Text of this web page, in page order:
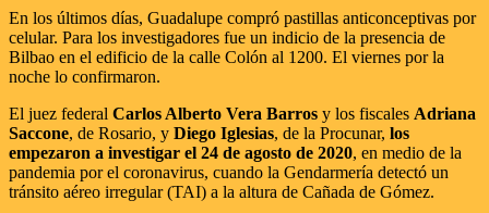
En los últimos días, Guadalupe compró pastillas anticonceptivas por
celular. Para los investigadores fue un indicio de la presencia de
Bilbao en el edificio de la calle Colón al 1200. El viernes por la
noche lo confirmaron.
El juez federal Carlos Alberto Vera Barros y los fiscales Adriana
Saccone, de Rosario, y Diego Iglesias, de la Procunar, los
empezaron a investigar el 24 de agosto de 2020, en medio de la
pandemia por el coronavirus, cuando la Gendarmería detectó un
tránsito aéreo irregular (TAI) a la altura de Cañada de Gómez.